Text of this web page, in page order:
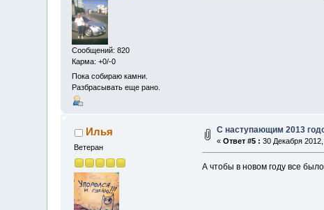
Сообщений: 820
Карма: +0/-0
Пока собираю камни.
Разбрасывать еще рано.
Илья
Ветеран
С наступающим 2013
«Ответ #5 : 30 Декабря
А чтобы в новом году все